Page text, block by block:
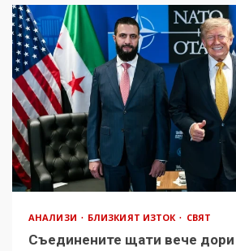
АНАЛИЗИ БЛИЗКИЯТ ИЗТОК СВЯТ
Съединените щати вече дори